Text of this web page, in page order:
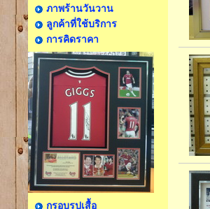
ภาพร้านวันวาน
ลูกค้าที่ใช้บริการ
การคิดราคา
กรอบรูปเสื้อ